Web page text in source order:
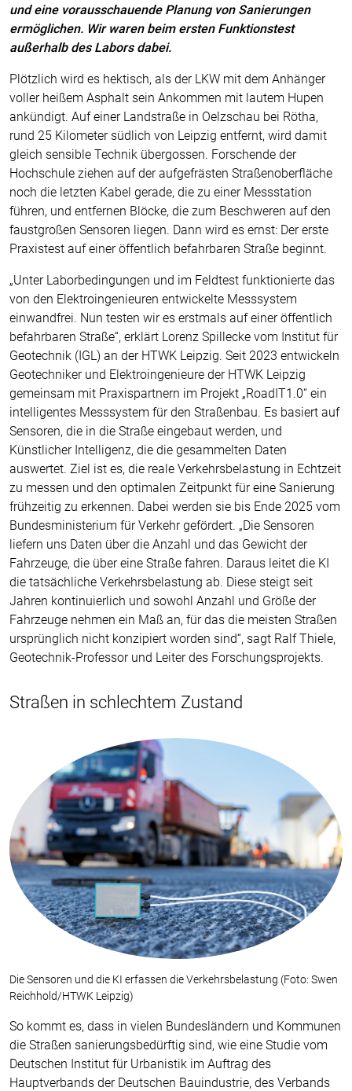
und eine vorausschauende Planung von Sanierungen
ermöglichen. Wir waren beim ersten Funktionstest
außerhalb des Labors dabei.
Plötzlich wird es hektisch, als der LKW mit dem Anhänger
voller heißem Asphalt sein Ankommen mit lautem Hupen
ankündigt. Auf einer Landstraße in Oelzschau bei Rötha,
rund 25 Kilometer südlich von Leipzig entfernt, wird damit
gleich sensible Technik übergossen. Forschende der
Hochschule ziehen auf der aufgefrästen Straßenoberfläche
noch die letzten Kabel gerade, die zu einer Messstation
führen, und entfernen Blöcke, die zum Beschweren auf den
faustgroßen Sensoren liegen. Dann wird es ernst: Der erste
Praxistest auf einer öffentlich befahrbaren Straße beginnt.
„Unter Laborbedingungen und im Feldtest funktionierte das
von den Elektroingenieuren entwickelte Messsystem
einwandfrei. Nun testen wir es erstmals auf einer öffentlich
befahrbaren Straße“, erklärt Lorenz Spillecke vom Institut für
Geotechnik (IGL) an der HTWK Leipzig. Seit 2023 entwickeln
Geotechniker und Elektroingenieure der HTWK Leipzig
gemeinsam mit Praxispartnern im Projekt „RoadIT1.0“ ein
intelligentes Messsystem für den Straßenbau. Es basiert auf
Sensoren, die in die Straße eingebaut werden, und
Künstlicher Intelligenz, die die gesammelten Daten
auswertet. Ziel ist es, die reale Verkehrsbelastung in Echtzeit
zu messen und den optimalen Zeitpunkt für eine Sanierung
frühzeitig zu erkennen. Dabei werden sie bis Ende 2025 vom
Bundesministerium für Verkehr gefördert. „Die Sensoren
liefern uns Daten über die Anzahl und das Gewicht der
Fahrzeuge, die über eine Straße fahren. Daraus leitet die KI
die tatsächliche Verkehrsbelastung ab. Diese steigt seit
Jahren kontinuierlich und sowohl Anzahl und Größe der
Fahrzeuge nehmen ein Maß an, für das die meisten Straßen
ursprünglich nicht konzipiert worden sind“, sagt Ralf Thiele,
Geotechnik-Professor und Leiter des Forschungsprojekts.
Straßen in schlechtem Zustand
Die Sensoren und die KI erfassen die Verkehrsbelastung (Foto: Swen
Reichhold/HTWK Leipzig)
So kommt es, dass in vielen Bundesländern und Kommunen
die Straßen sanierungsbedürftig sind, wie eine Studie vom
Deutschen Institut für Urbanistik im Auftrag des
Hauptverbands der Deutschen Bauindustrie, des Verbands